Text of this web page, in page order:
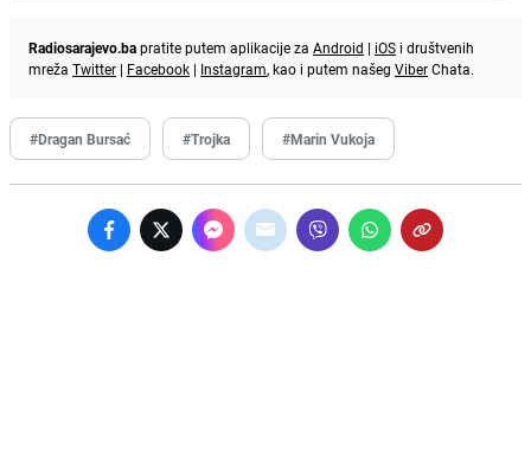
Radiosarajevo.bapratite putem aplikacije za Android | iOS i društvenih
mreža Twitter | Facebook | Instagram, kao i putem našeg ViberChata.
#Dragan Bursać #Trojka #Marin Vukoja